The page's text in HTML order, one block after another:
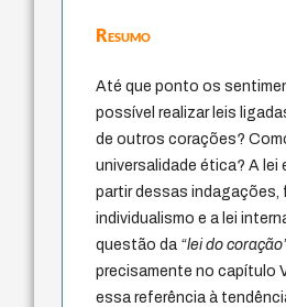
Resumo
Até que ponto os
possível realizar leis
de outros corações?
universalidade ética? A lei
partir dessas
individualismo e a lei
questão da “lei do
precisamente no capítulo
essa referência à